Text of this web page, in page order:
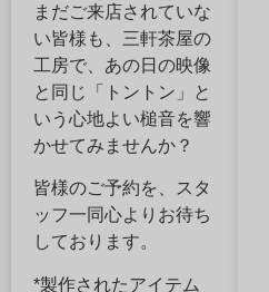
まだご来店されていな
い皆様も、三軒茶屋の
工房で、あの日の映像
と同じ「トントン」と
いう心地よい槌音を響
かせてみませんか？
皆様のご予約を、スタ
ッフ一同心よりお待ち
しております。
*製作されたアイテム